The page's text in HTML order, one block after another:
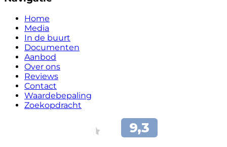
Home
Media
In de buurt
Documenten
Aanbod
Over ons
Reviews
Contact
Waardebepaling
Zoekopdracht